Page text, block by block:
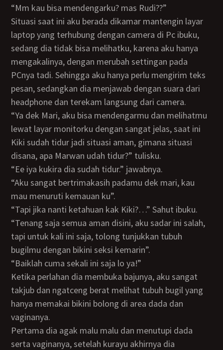
“mm kau bisa mendengarku? mas Rudi??”
Situasi saat ini aku berada dikamar mantengin layar
laptop yang terhubung dengan camera di Pc ibuku,
sedang dia tidak bisa melihatku, karena aku hanya
mengakalinya, dengan merubah settingan pada
PCnya tadi. Sehingga aku hanya perlu mengirim teks
pesan, sedangkan dia menjawab dengan suara dari
headphone dan terekam langsung dari camera.
“ya dek Mari, aku bisa mendengarmu dan melihatmu
lewat layar monitorku dengan sangat jelas, saat ini
Kiki sudah tidur jadi situasi aman, gimana situasi
disana, apa Marwan udah tidur?” tulisku.
“ee iya kukira dia sudah tidur.” jawabnya.
“Aku sangat bertrimakasih padamu dek mari, kau
mau menuruti kemauan ku”.
“Tapi jika nanti ketahuan kak Kiki?…” Sahut ibuku.
“Tenang saja semua aman disini, aku sadar ini salah,
tapi untuk kali ini saja, tolong tunjukkan tubuh
bugilmu dengan bikini seksi kemarin”.
“Baiklah cuma sekali ini saja lo ya!”
Ketika perlahan dia membuka bajunya, aku sangat
takjub dan ngatceng berat melihat tubuh bugil yang
hanya memakai bikini bolong di area dada dan
vaginanya.
Pertama dia agak malu malu dan menutupi dada
serta vaginanya, setelah kurayu akhirnya dia